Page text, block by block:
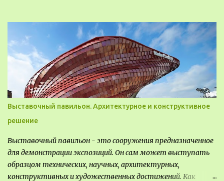
видом деятельность происходящей на них. Одни
используют в качестве выращивания агрокультур. Другие
для строительства населенных пунктов и т.д.
Выставочный павильон. Архитектурное и конструктивное
решение
Выставочный павильон - это сооружения предназначенное
для демонстрации экспозиций. Он сам может выступать
образцом технических, научных, архитектурных,
конструктивных и художественных достижений. Как